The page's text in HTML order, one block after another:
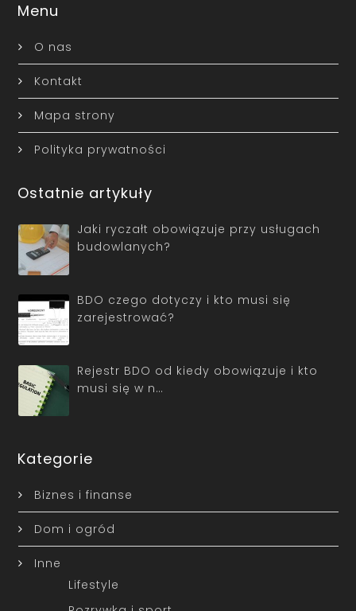
Menu
O nas
Kontakt
Mapa strony
Polityka prywatności
Ostatnie artykuły
Jaki ryczałt obowiązuje przy usługach
budowlanych?
BDO czego dotyczy i kto musi się
zarejestrować?
Rejestr BDO od kiedy obowiązuje i kto
musi się w n…
Kategorie
Biznes i finanse
Dom i ogród
Inne
Lifestyle